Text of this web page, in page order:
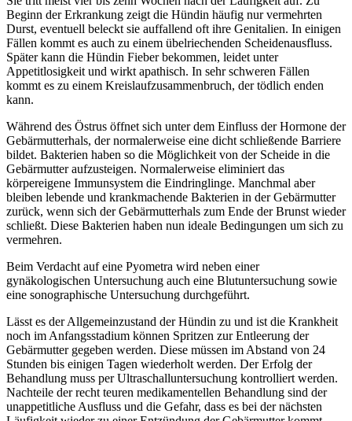
Beginn der Erkrankung zeigt die Hündin häufig nur vermehrten
Durst, eventuell beleckt sie auffallend oft ihre Genitalien. In einigen
Fällen kommt es auch zu einem übelriechenden Scheidenausfluss.
Später kann die Hündin Fieber bekommen, leidet unter
Appetitlosigkeit und wirkt apathisch. In sehr schweren Fällen
kommt es zu einem Kreislaufzusammenbruch, der tödlich enden
kann.
Während des Östrus öffnet sich unter dem Einfluss der Hormone der
Gebärmutterhals, der normalerweise eine dicht schließende Barriere
bildet. Bakterien haben so die Möglichkeit von der Scheide in die
Gebärmutter aufzusteigen. Normalerweise eliminiert das
körpereigene Immunsystem die Eindringlinge. Manchmal aber
bleiben lebende und krankmachende Bakterien in der Gebärmutter
zurück, wenn sich der Gebärmutterhals zum Ende der Brunst wieder
schließt. Diese Bakterien haben nun ideale Bedingungen um sich zu
vermehren.
Beim Verdacht auf eine Pyometra wird neben einer
gynäkologischen Untersuchung auch eine Blutuntersuchung sowie
eine sonographische Untersuchung durchgeführt.
Lässt es der Allgemeinzustand der Hündin zu und ist die Krankheit
noch im Anfangsstadium können Spritzen zur Entleerung der
Gebärmutter gegeben werden. Diese müssen im Abstand von 24
Stunden bis einigen Tagen wiederholt werden. Der Erfolg der
Behandlung muss per Ultraschalluntersuchung kontrolliert werden.
Nachteile der recht teuren medikamentellen Behandlung sind der
unappetitliche Ausfluss und die Gefahr, dass es bei der nächsten